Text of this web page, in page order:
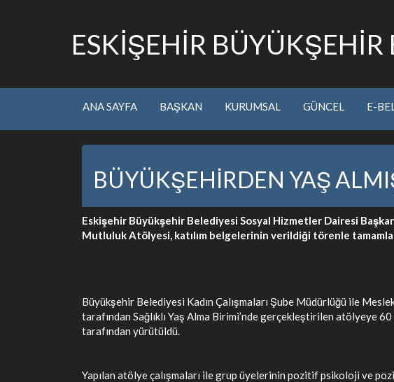
ESKİŞEHİR BÜYÜKŞEHİR
ANA SAYFA BAŞKAN KURUMSAL GÜNCEL E-
BÜYÜKŞEHİRDEN YAŞ
Eskişehir Büyükşehir Belediyesi Sosyal Hizmetler Dairesi
Mutluluk Atölyesi, katılım belgelerinin verildiği törenle
Büyükşehir Belediyesi Kadın Çalışmaları Şube Müdürlüğü ile
tarafından Sağlıklı Yaş Alma Birimi’nde gerçekleştirilen atölyeye
tarafından yürütüldü.
Yapılan atölye çalışmaları ile grup üyelerinin pozitif psikoloji ve